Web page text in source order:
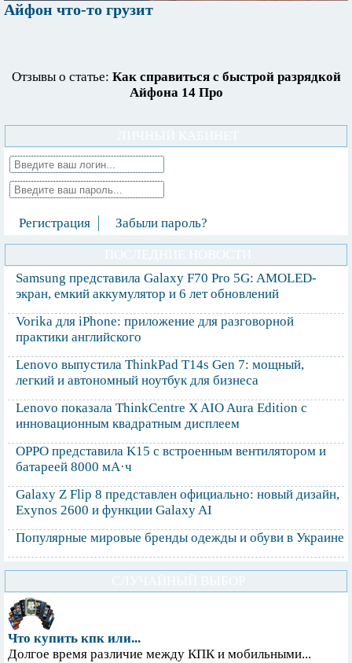
Айфон что-то грузит
Отзывы о статье: Как справиться с быстрой разрядкой
Айфона 14 Про
Регистрация Забыли пароль?
Samsung представила Galaxy F70 Pro 5G: AMOLED-
экран, емкий аккумулятор и 6 лет обновлений
Vorika для iPhone: приложение для разговорной
практики английского
Lenovo выпустила ThinkPad T14s Gen 7: мощный,
легкий и автономный ноутбук для бизнеса
Lenovo показала ThinkCentre X AIO Aura Edition с
инновационным квадратным дисплеем
OPPO представила K15 с встроенным вентилятором и
батареей 8000 мА·ч
Galaxy Z Flip 8 представлен официально: новый дизайн,
Exynos 2600 и функции Galaxy AI
Популярные мировые бренды одежды и обуви в Украине
Что купить кпк или...
Долгое время различие между КПК и мобильными...